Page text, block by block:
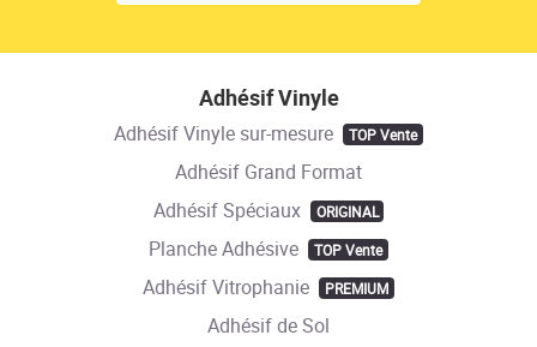
Adhésif Vinyle
Adhésif Vinyle sur-mesure TOP Vente
Adhésif Grand Format
Adhésif Spéciaux
ORIGINAL
Planche Adhésive TOP Vente
Adhésif Vitrophanie PREMIUM
Adhésif de Sol